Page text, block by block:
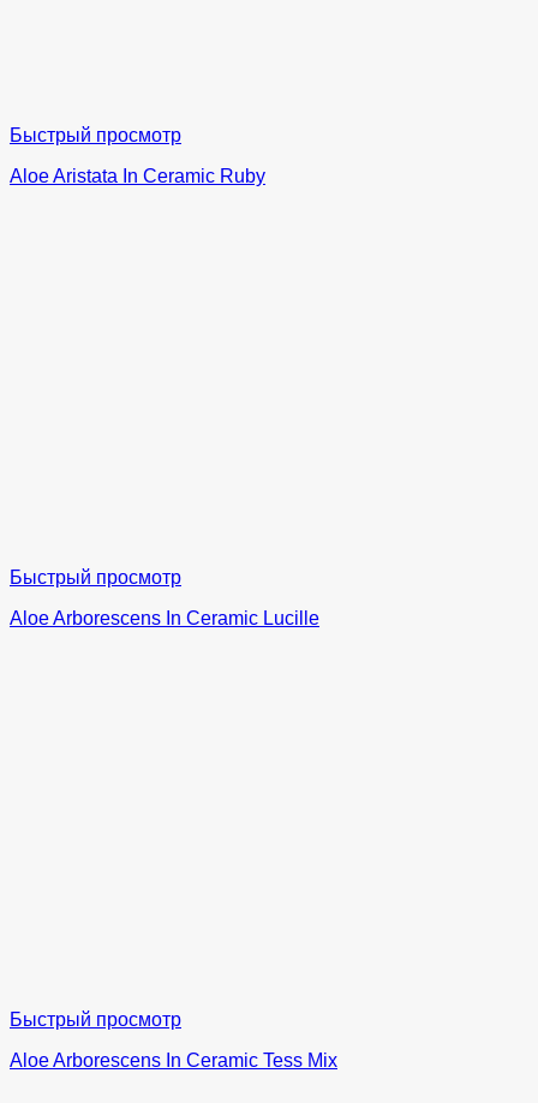
Быстрый просмотр
Aloe Aristata In Ceramic Ruby
Быстрый просмотр
Aloe Arborescens In Ceramic Lucille
Быстрый просмотр
Aloe Arborescens In Ceramic Tess Mix